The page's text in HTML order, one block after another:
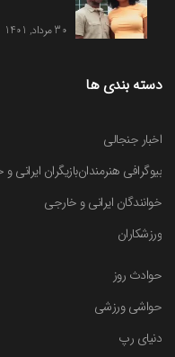
30 مرداد, 1401
دسته بندی ها
اخبار جنجالی
بیوگرافی هنرمندانبازیگران ایرانی
خوانندگان ایرانی و خارجی
ورزشکاران
حوادث روز
حواشی ورزشی
دنیای رپ